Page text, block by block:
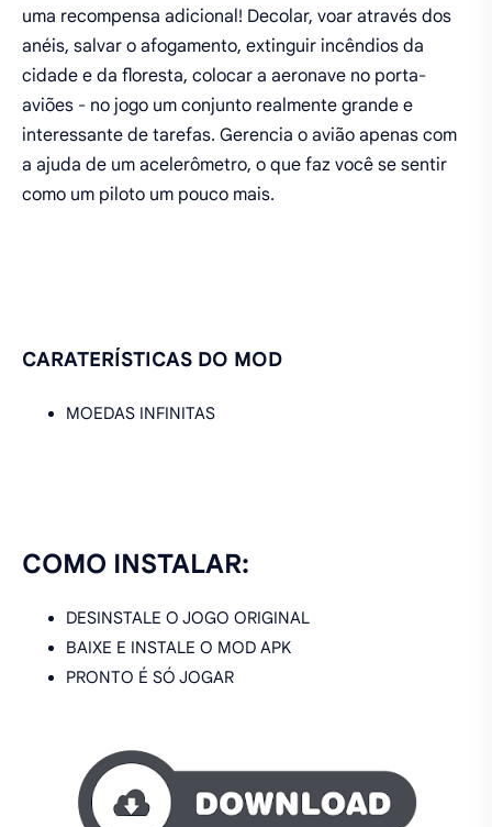
uma recompensa adicional! Decolar, voar através dos
anéis, salvar o afogamento, extinguir incêndios da
cidade e da floresta, colocar a aeronave no porta-
aviões - no jogo um conjunto realmente grande e
interessante de tarefas. Gerencia o avião apenas com
a ajuda de um acelerômetro, o que faz você se sentir
como um piloto um pouco mais.
CARATERÍSTICAS DO MOD
MOEDAS INFINITAS
COMO INSTALAR:
DESINSTALE O JOGO ORIGINAL
BAIXE E INSTALE O MOD APK
PRONTO É SÓ JOGAR